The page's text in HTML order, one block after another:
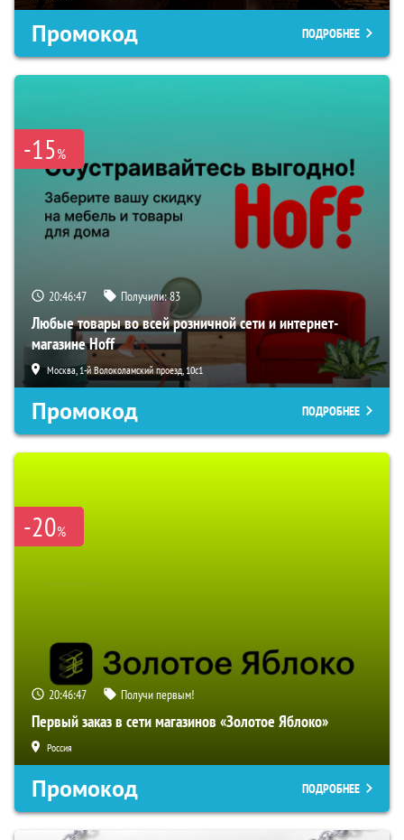
Промокод ПОДРОБНЕЕ
-15%
20:46:46 Получили:83
Любые товары во всей розничной сети и интернет-
магазине Hoff
Москва, 1-й Волоколамский проезд, 10с1
Промокод ПОДРОБНЕЕ
-20%
20:46:46 Получи первым!
Первый заказ в сети магазинов «Золотое Яблоко»
Россия
Промокод ПОДРОБНЕЕ